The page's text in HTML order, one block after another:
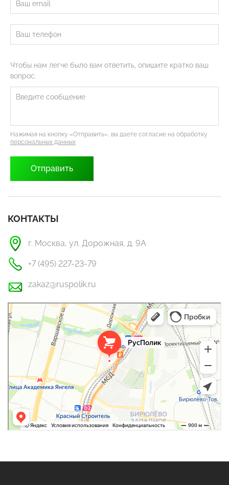
Чтобы нам легче было вам ответить, опишите кратко ваш
вопрос.
Нажимая на кнопку «Отправить», вы даете согласие на обработку
персональных данных
КОНТАКТЫ
г. Москва, ул. Дорожная, д. 9А
+7 (495) 227-23-79
zakaz@ruspolik.ru
РусПолик
Оргстекло, поликарбонат в Москве
Строительные и отделочные работы в Москве